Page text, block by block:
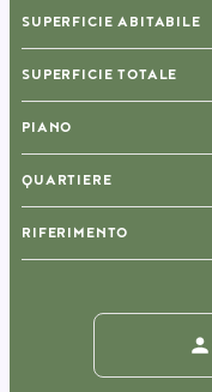
SUPERFICIE ABITABILE
SUPERFICIE TOTALE
PIANO
QUARTIERE
RIFERIMENTO